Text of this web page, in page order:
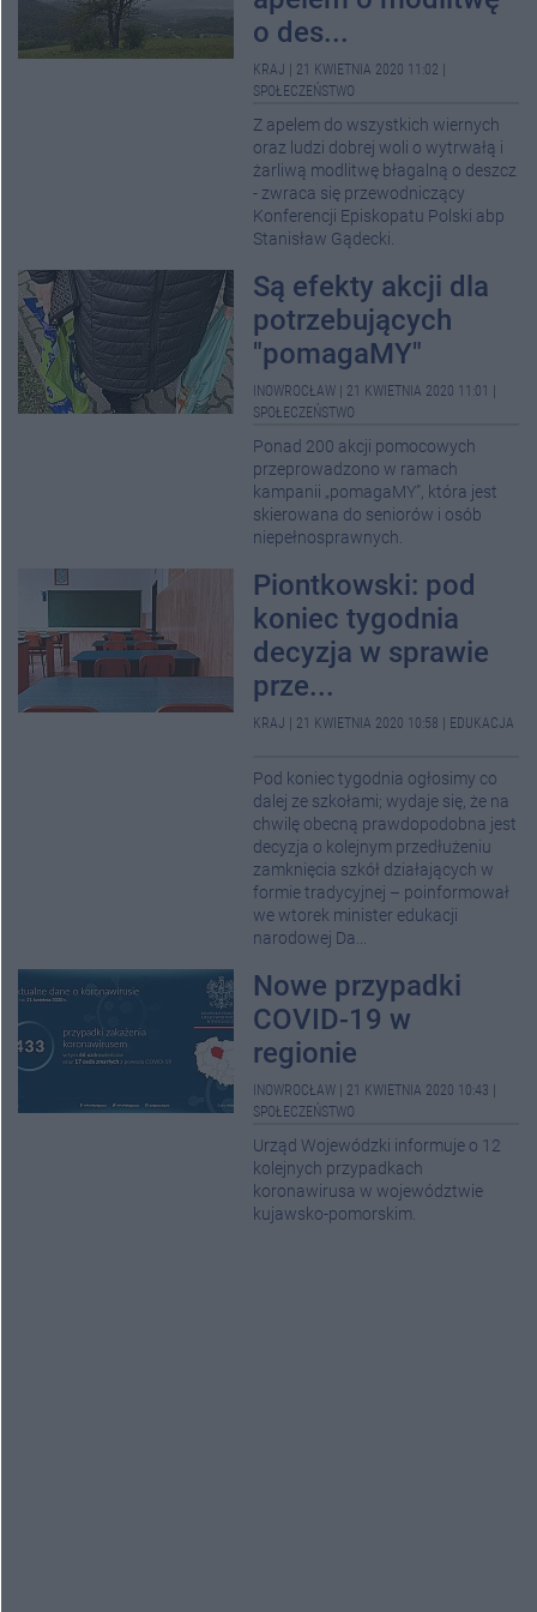
o des...
KRAJ 21 KWIETNIA 2020 11:02
SPOŁECZEŃSTWO
Z apelem do wszystkich wiernych
oraz ludzi dobrej woli o wytrwałą i
żarliwą modlitwę błagalną o deszcz
- zwraca się przewodniczący
Konferencji Episkopatu Polski abp
Stanisław Gądecki.
Są efekty akcji dla
potrzebujących
"pomagaMY"
INOWROCŁAW 21 KWIETNIA 2020 11:01
SPOŁECZEŃSTWO
Ponad 200 akcji pomocowych
przeprowadzono w ramach
kampanii „pomagaMY”, która jest
skierowana do seniorów i osób
niepełnosprawnych.
Piontkowski: pod
koniec tygodnia
decyzja w sprawie
prze...
KRAJ 21 KWIETNIA 2020 10:58 EDUKACJA
Pod koniec tygodnia ogłosimy co
dalej ze szkołami; wydaje się, że na
chwilę obecną prawdopodobna jest
decyzja o kolejnym przedłużeniu
zamknięcia szkół działających w
formie tradycyjnej – poinformował
we wtorek minister edukacji
narodowej Da...
Nowe przypadki
COVID-19 w
regionie
INOWROCŁAW 21 KWIETNIA 2020 10:43
SPOŁECZEŃSTWO
Urząd Wojewódzki informuje o 12
kolejnych przypadkach
koronawirusa w województwie
kujawsko-pomorskim.